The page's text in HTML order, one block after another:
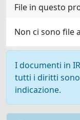
File in questo
Non ci sono file
I documenti in
tutti i diritti
indicazione.